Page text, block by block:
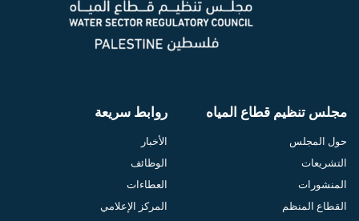
مجلس تنظيم قطاع المياه
حول المجلس
التشريعات
المنشورات
القطاع المنظم
روابط سريعة
الأخبار
الوظائف
العطاءات
المركز الإعلامي